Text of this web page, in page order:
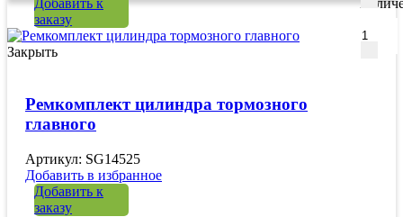
заказу
Закрыть
Ремкомплект цилиндра тормозного
главного
Артикул: SG14525
Добавить в избранное
Добавить к
заказу